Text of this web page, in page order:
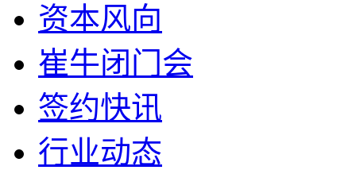
资本风向
崔牛闭门会
签约快讯
行业动态